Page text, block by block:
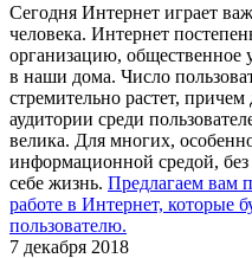
Сегодня Интернет играет
человека. Интернет
организацию, общественное
в наши дома. Число
стремительно растет,
аудитории среди
велика. Для многих,
информационной средой,
себе жизнь. Предлагаем вам
работе в Интернет, которые
пользователю.
7 декабря 2018